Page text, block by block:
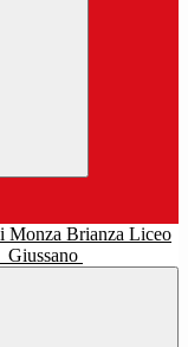
Liceo
Giussano